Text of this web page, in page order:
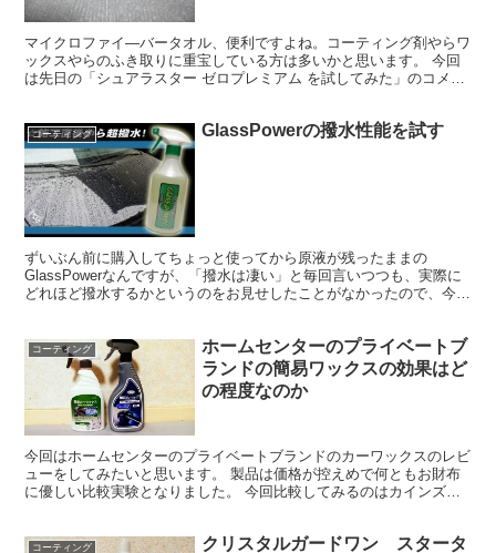
マイクロファイ―バータオル、便利ですよね。コーティング剤やらワ
ックスやらのふき取りに重宝している方は多いかと思います。 今回
は先日の「シュアラスター ゼロプレミアム を試してみた」のコメン
コーティング GlassPowerの撥水性能を試す
ずいぶん前に購入してちょっと使ってから原液が残ったままの
GlassPowerなんですが、「撥水は凄い」と毎回言いつつも、実際に
どれほど撥水するかというのをお見せしたことがなかったので、今回
コーティング
ホームセンターのプライベートブ
ランドの簡易ワックスの効果はど
の程度なのか
今回はホームセンターのプライベートブランドのカーワックスのレビ
ューをしてみたいと思います。 製品は価格が控えめで何ともお財布
に優しい比較実験となりました。 今回比較してみるのはカインズホ
コーティング
クリスタルガードワン スタータ